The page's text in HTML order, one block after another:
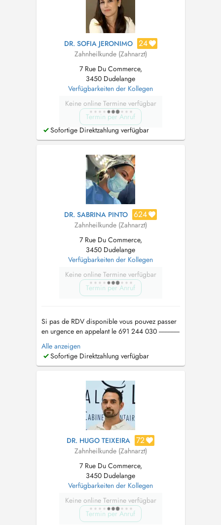
DR. SOFIA JERONIMO 24
Zahnheilkunde (Zahnarzt)
7 Rue Du Commerce,
3450 Dudelange
Verfügbarkeiten der Kollegen
Keine online Termine verfügbar
Termin per Anruf
Sofortige Direktzahlung verfügbar
DR. SABRINA PINTO 624
Zahnheilkunde (Zahnarzt)
7 Rue Du Commerce,
3450 Dudelange
Verfügbarkeiten der Kollegen
Keine online Termine verfügbar
Termin per Anruf
Si pas de RDV disponible vous pouvez passer
en urgence en appelant le 691 244 030 --------------
------------------------------------------------------------------------ -
endodontie: endodontie mécanisée, RTE,
apicectomie ; - dentisterie: restaurations
Alle anzeigen
Sofortige Direktzahlung verfügbar
DR. HUGO TEIXEIRA 72
Zahnheilkunde (Zahnarzt)
7 Rue Du Commerce,
3450 Dudelange
Verfügbarkeiten der Kollegen
Keine online Termine verfügbar
Termin per Anruf